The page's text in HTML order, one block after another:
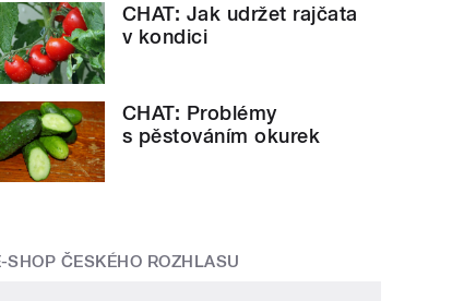
CHAT: Jak udržet rajčata
v kondici
CHAT: Problémy
s pěstováním okurek
SHOP ČESKÉHO ROZHLASU